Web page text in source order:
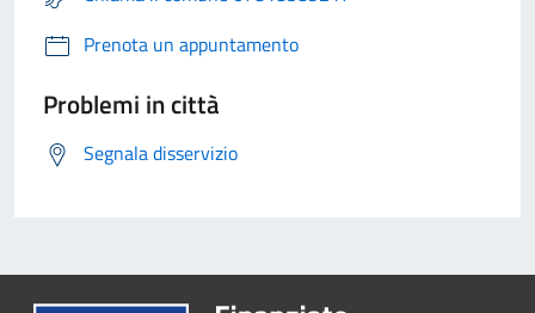
Prenota un appuntamento
Problemi in città
Segnala disservizio